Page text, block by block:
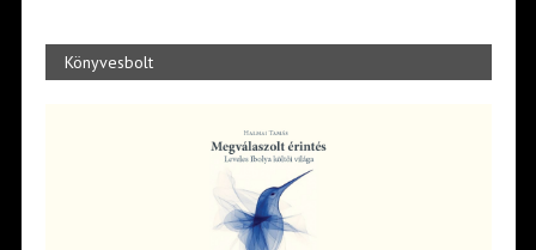
Könyvesbolt